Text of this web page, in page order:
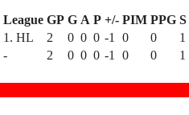
League GP G A P +/- PIM PPG S
1. HL 2 0 0 0 -1 0 0 1
- 2 0 0 0 -1 0 0 1